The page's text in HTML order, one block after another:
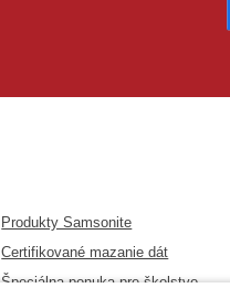
Produkty Samsonite
Certifikované mazanie dát
Špeciálna ponuka pre školstvo,